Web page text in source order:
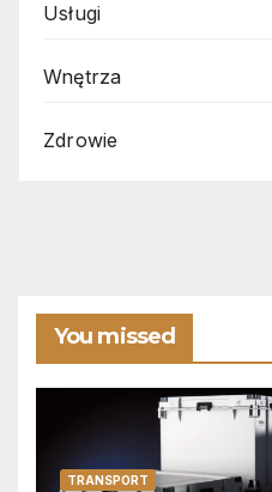
Usługi
Wnętrza
Zdrowie
You missed
TRANSPORT